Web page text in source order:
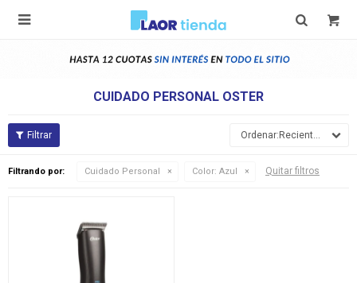

CUIDADO PERSONAL OSTER
Recientes
Filtrando por: Cuidado Personal Color: Azul Quitar filtros